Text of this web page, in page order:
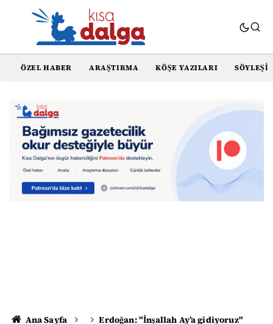
ÖZEL HABER ARAŞTIRMA KÖŞE YAZILARI SÖYLEŞI
Ana Sayfa
Erdoğan: "İnşallah Ay’a gidiyoruz"